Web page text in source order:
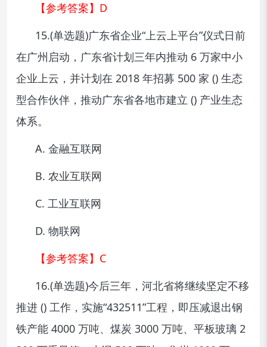
【参考答案】D
15.(单选题)广东省企业“上云上平台”仪式日前
在广州启动，广东省计划三年内推动 6 万家中小
企业上云，并计划在 2018 年招募 500 家 () 生态
型合作伙伴，推动广东省各地市建立 () 产业生态
体系。
A. 金融互联网
B. 农业互联网
C. 工业互联网
D. 物联网
【参考答案】C
16.(单选题)今后三年，河北省将继续坚定不移
推进 () 工作，实施“432511”工程，即压减退出钢
铁产能 4000 万吨、煤炭 3000 万吨、平板玻璃 2